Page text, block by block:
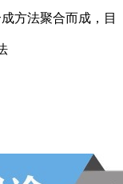
方法聚合而成，目